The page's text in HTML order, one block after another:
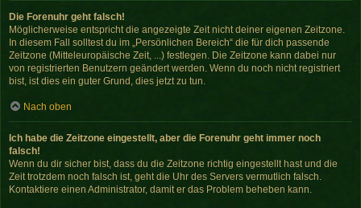
Die Forenuhr geht falsch!
Möglicherweise entspricht die angezeigte Zeit nicht deiner eigenen Zeitzone.
In diesem Fall solltest du im „Persönlichen Bereich“ die für dich passende
Zeitzone (Mitteleuropäische Zeit, ...) festlegen. Die Zeitzone kann dabei nur
von registrierten Benutzern geändert werden. Wenn du noch nicht registriert
bist, ist dies ein guter Grund, dies jetzt zu tun.
Nach oben
Ich habe die Zeitzone eingestellt, aber die Forenuhr geht immer noch
falsch!
Wenn du dir sicher bist, dass du die Zeitzone richtig eingestellt hast und die
Zeit trotzdem noch falsch ist, geht die Uhr des Servers vermutlich falsch.
Kontaktiere einen Administrator, damit er das Problem beheben kann.